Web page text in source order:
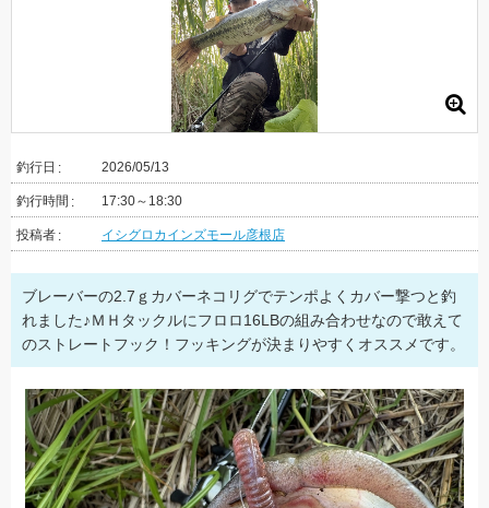
釣行日 2026/05/13
釣行時間 17:30～18:30
投稿者 イシグロカインズモール彦根店
ブレーバーの2.7ｇカバーネコリグでテンポよくカバー撃つと釣
れました♪ＭＨタックルにフロロ16LBの組み合わせなので敢えて
のストレートフック！フッキングが決まりやすくオススメです。